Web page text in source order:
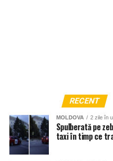
RECENT
MOLDOVA 2 zile în
Spulberată pe
taxi în timp ce